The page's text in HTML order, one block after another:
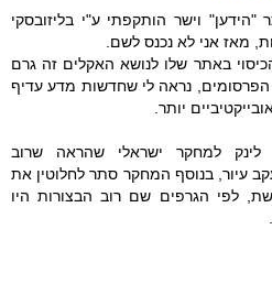
וישר הותקפתי ע"י בליזובסקי
מאז אני לא נכנס לשם.
באתר שלו לנושא האקלים זה גרם
נראה לי שחדשות מדע עדיף
יותר.
למחקר ישראלי שהראה שרוב
עיור, בנוסף המחקר סתר לחלוטין את
לפי הגרפים שם רוב הבצורות היו